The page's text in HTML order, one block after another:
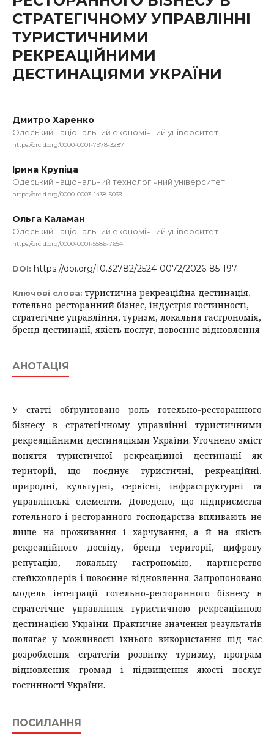
СТРАТЕГІЧНОМУ УПРАВЛІННІ
ТУРИСТИЧНИМИ
РЕКРЕАЦІЙНИМИ
ДЕСТИНАЦІЯМИ УКРАЇНИ
Дмитро Харенко
Одеський національний економічний університет
https://orcid.org/0000-0001-7978-3287
Ірина Крупіца
Одеський національний технологічний університет
https://orcid.org/0000-0003-1438-5039
Ольга Каламан
Одеський національний економічний університет
https://orcid.org/0000-0001-5586-7654
DOI: https://doi.org/10.32782/2524-0072/2026-85-197
Ключові слова: туристична рекреаційна дестинація,
готельно-ресторанний бізнес, індустрія гостинності,
стратегічне управління, туризм, локальна гастрономія,
бренд дестинації, якість послуг, повоєнне відновлення
АНОТАЦІЯ
У статті обґрунтовано роль готельно-ресторанного
бізнесу в стратегічному управлінні туристичними
рекреаційними дестинаціями України. Уточнено зміст
поняття туристичної рекреаційної дестинації як
території, що поєднує туристичні, рекреаційні,
природні, культурні, сервісні, інфраструктурні та
управлінські елементи. Доведено, що підприємства
готельного і ресторанного господарства впливають не
лише на проживання і харчування, а й на якість
рекреаційного досвіду, бренд території, цифрову
репутацію, локальну гастрономію, партнерство
стейкхолдерів і повоєнне відновлення. Запропоновано
модель інтеграції готельно-ресторанного бізнесу в
стратегічне управління туристичною рекреаційною
дестинацією України. Практичне значення результатів
полягає у можливості їхнього використання під час
розроблення стратегій розвитку туризму, програм
відновлення громад і підвищення якості послуг
гостинності України.
ПОСИЛАННЯ